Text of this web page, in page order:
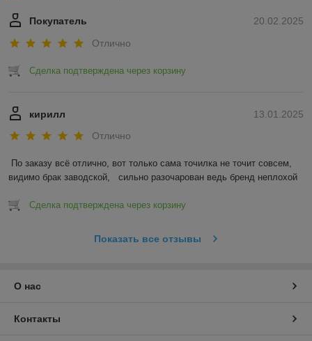
20.02.2025
Покупатель
Отлично
Сделка подтверждена через корзину
13.01.2025
кирилл
Отлично
По заказу всё отлично, вот только сама точилка не точит совсем,
видимо брак заводской,   сильно разочарован ведь бренд неплохой
Сделка подтверждена через корзину
Показать все отзывы
О нас
Контакты